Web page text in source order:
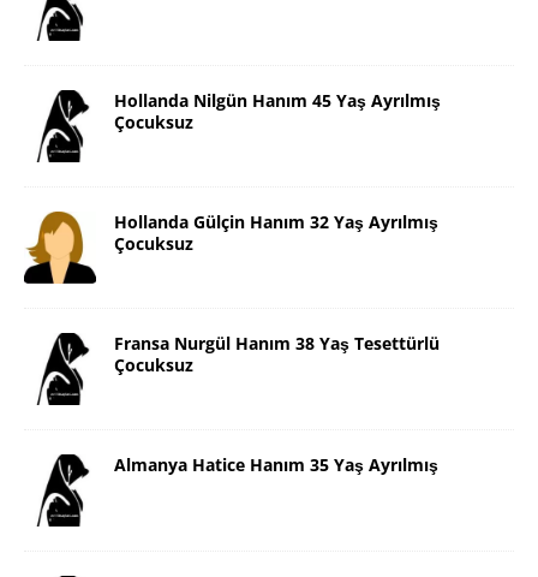
Hollanda Nilgün Hanım 45 Yaş Ayrılmış
Çocuksuz
Hollanda Gülçin Hanım 32 Yaş Ayrılmış
Çocuksuz
Fransa Nurgül Hanım 38 Yaş Tesettürlü
Çocuksuz
Almanya Hatice Hanım 35 Yaş Ayrılmış